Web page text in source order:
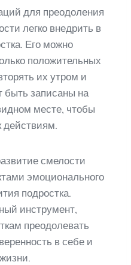
для преодоления
легко внедрить в
Его можно
положительных
их утром и
быть записаны на
месте, чтобы
действиям.
смелости
эмоционального
подростка.
инструмент,
преодолевать
в себе и